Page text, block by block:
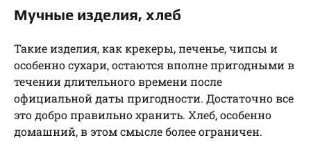
Мучные изделия, хлеб
Такие изделия, как крекеры, печенье, чипсы и
особенно сухари, остаются вполне пригодными в
течении длительного времени после
официальной даты пригодности. Достаточно все
это добро правильно хранить. Хлеб, особенно
домашний, в этом смысле более ограничен.